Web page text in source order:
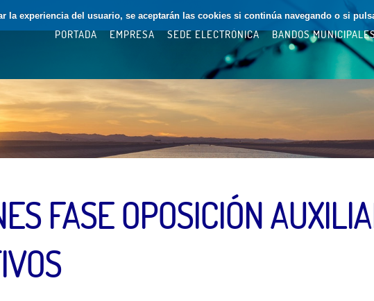
la experiencia del usuario, se aceptarán las cookies si continúa navegando o si
PORTADA EMPRESA SEDE ELECTRÓNICA BANDOS
FASE OPOSICIÓN